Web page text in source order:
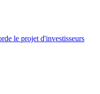
le projet d'investisseurs